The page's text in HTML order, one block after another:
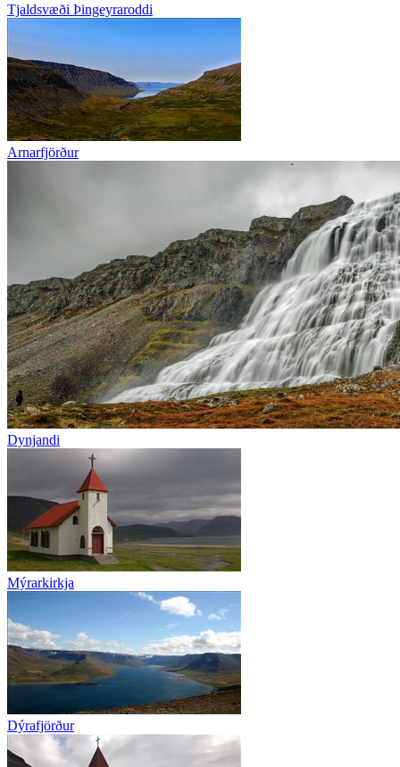
Tjaldsvæði Þingeyraroddi
Arnarfjörður
Dynjandi
Mýrarkirkja
Dýrafjörður